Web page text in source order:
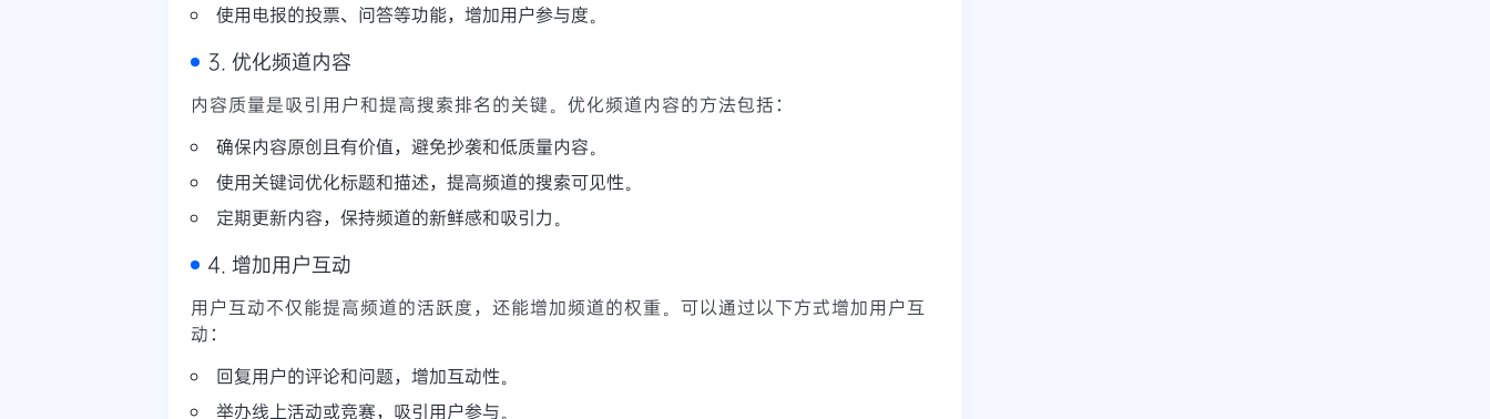
使用电报的投票、问答等功能，增加用户参与度。
3. 优化频道内容
内容质量是吸引用户和提高搜索排名的关键。优化频道内容的方法包括：
确保内容原创且有价值，避免抄袭和低质量内容。
使用关键词优化标题和描述，提高频道的搜索可见性。
定期更新内容，保持频道的新鲜感和吸引力。
4. 增加用户互动
用户互动不仅能提高频道的活跃度，还能增加频道的权重。可以通过以下方式增加用户互
动：
回复用户的评论和问题，增加互动性。
举办线上活动或竞赛，吸引用户参与。